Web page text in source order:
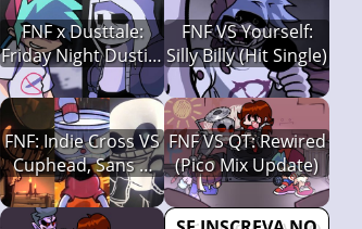
FNF x Dusttale:
Friday Night Dustin'
(Full Version)
FNF VS Yourself:
Silly Billy (Hit Single)
FNF: Indie Cross VS
Cuphead, Sans &
Bendy
FNF VS QT: Rewired
(Pico Mix Update)